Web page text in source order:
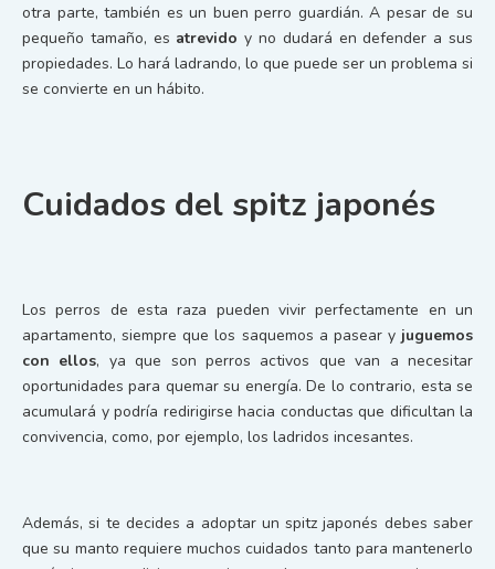
otra parte, también es un buen perro guardián. A pesar de su
pequeño tamaño, es atrevido y no dudará en defender a sus
propiedades. Lo hará ladrando, lo que puede ser un problema si
se convierte en un hábito.
Cuidados del spitz japonés
Los perros de esta raza pueden vivir perfectamente en un
apartamento, siempre que los saquemos a pasear y juguemos
con ellos, ya que son perros activos que van a necesitar
oportunidades para quemar su energía. De lo contrario, esta se
acumulará y podría redirigirse hacia conductas que dificultan la
convivencia, como, por ejemplo, los ladridos incesantes.
Además, si te decides a adoptar un spitz japonés debes saber
que su manto requiere muchos cuidados tanto para mantenerlo